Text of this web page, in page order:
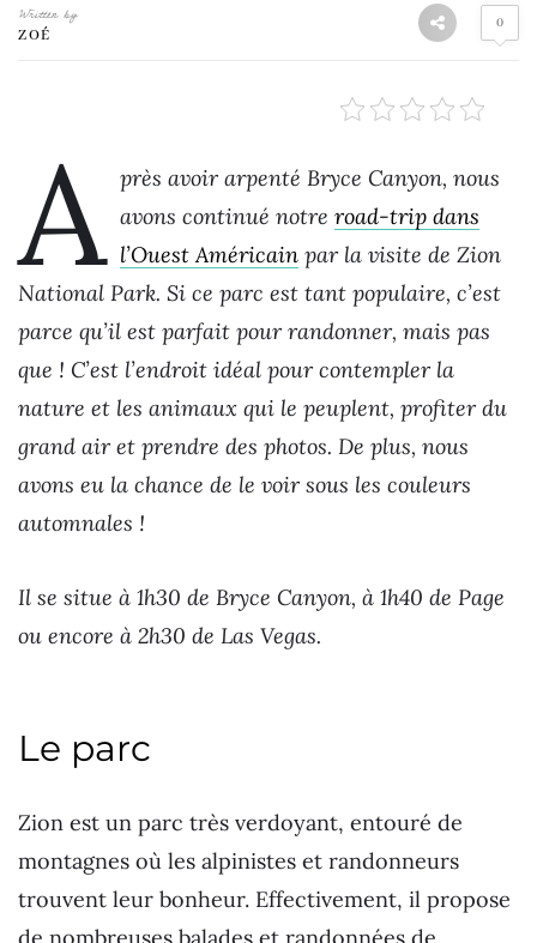
Written by
ZOÉ
0
A près avoir arpenté Bryce Canyon, nous
avons continué notre road-trip dans
l’Ouest Américainpar la visite de Zion
National Park. Si ce parc est tant populaire, c’est
parce qu’il est parfait pour randonner, mais pas
que ! C’est l’endroit idéal pour contempler la
nature et les animaux qui le peuplent, profiter du
grand air et prendre des photos. De plus, nous
avons eu la chance de le voir sous les couleurs
automnales !
Il se situe à 1h30 de Bryce Canyon, à 1h40 de Page
ou encore à 2h30 de Las Vegas.
Le parc
Zion est un parc très verdoyant, entouré de
montagnes où les alpinistes et randonneurs
trouvent leur bonheur. Effectivement, il propose